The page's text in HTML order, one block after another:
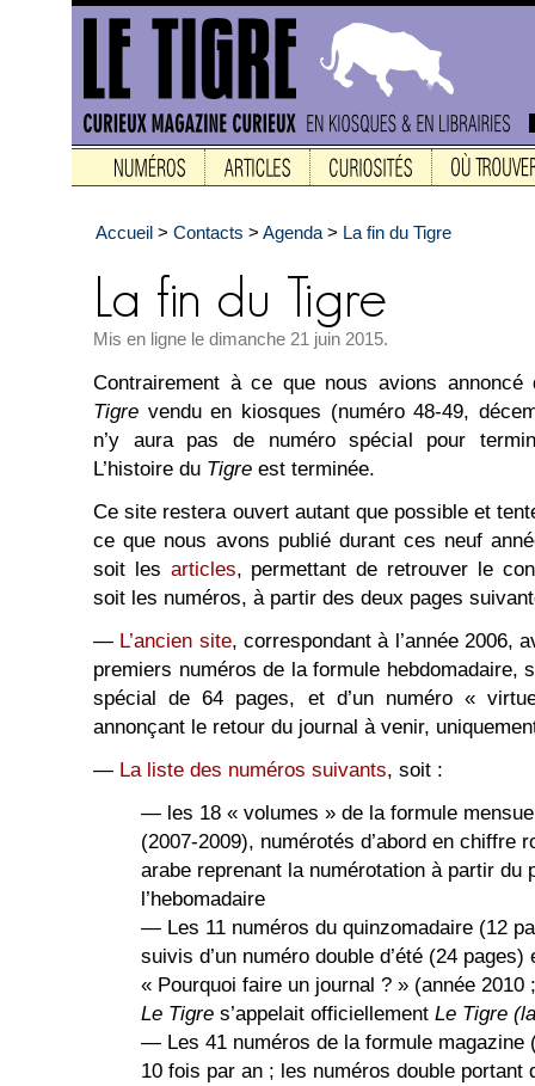
Accueil > Contacts > Agenda > La fin du Tigre
Mis en ligne le dimanche 21 juin 2015.
Contrairement à ce que nous avions annoncé
Tigre vendu en kiosques (numéro 48-49,
n’y aura pas de numéro spécial pour
L’histoire du Tigre est terminée.
Ce site restera ouvert autant que possible et
ce que nous avons publié durant ces neuf
soit les articles, permettant de retrouver le
soit les numéros, à partir des deux pages
― L’ancien site, correspondant à l’année 2006,
premiers numéros de la formule hebdomadaire,
spécial de 64 pages, et d’un numéro «
annonçant le retour du journal à venir,
― La liste des numéros suivants, soit :
― les 18 « volumes » de la formule
(2007-2009), numérotés d’abord en chiffre
arabe reprenant la numérotation à partir du
l’hebomadaire
― Les 11 numéros du quinzomadaire (12
suivis d’un numéro double d’été (24
« Pourquoi faire un journal ? » (année 2010
Le Tigre s’appelait officiellement Le Tigre
― Les 41 numéros de la formule magazine
10 fois par an ; les numéros double portant